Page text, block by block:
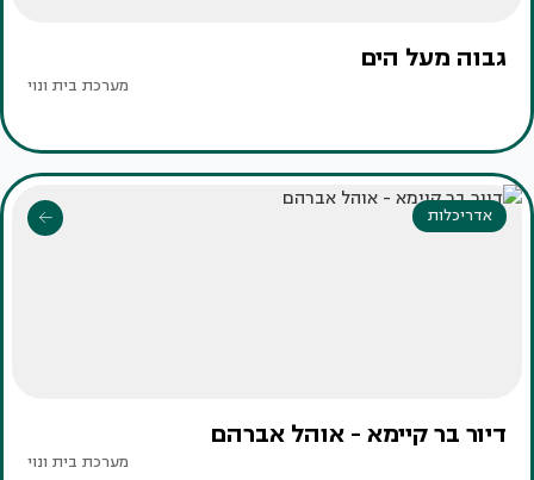
גבוה מעל הים
מערכת בית ונוי
אדריכלות
דיור בר קיימא - אוהל אברהם
מערכת בית ונוי